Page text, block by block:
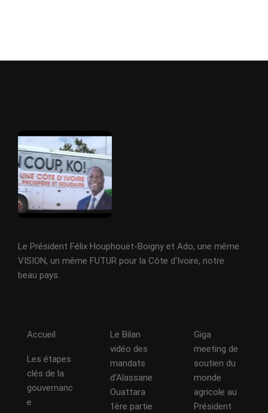
Le Président Félix Houphouët-Boigny et Ado, une même
VISION, un même FUTUR pour la Côte d'Ivoire, notre
beau pays.
Accueil
Les étapes
clés de la
gouvernanc
e
Le Bilan
vidéo des
mandats
d’Alassane
Ouattara
1ère partie
Giga
meeting de
soutien du
monde
agricole au
Président